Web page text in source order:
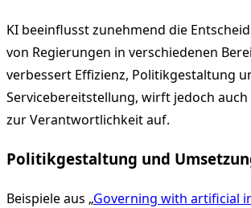
KI beeinflusst zunehmend die
von Regierungen in verschiedenen
verbessert Effizienz, Politikgestaltung
Servicebereitstellung, wirft jedoch
zur Verantwortlichkeit auf.
Politikgestaltung und
Beispiele aus „Governing with artificial